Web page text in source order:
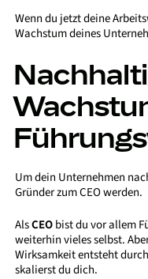
Wenn du jetzt deine
Wachstum deines
Um dein Unternehmen
Gründer zum CEO werden.
AlsCEObist du vor allem
weiterhin vieles selbst.
Wirksamkeit entsteht
skalierst du dich.